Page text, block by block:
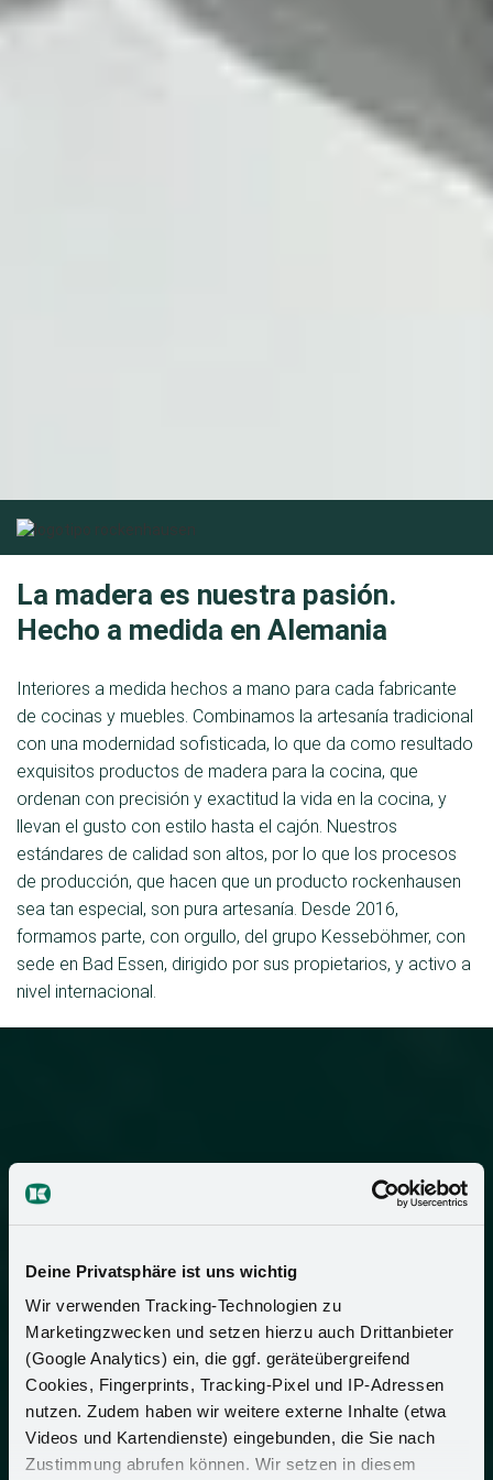
Deine Privatsphäre ist uns wichtig
Wir verwenden Tracking-Technologien zu
Marketingzwecken und setzen hierzu auch Drittanbieter
(Google Analytics) ein, die ggf. geräteübergreifend
Cookies, Fingerprints, Tracking-Pixel und IP-Adressen
nutzen. Zudem haben wir weitere externe Inhalte (etwa
Videos und Kartendienste) eingebunden, die Sie nach
Zustimmung abrufen können. Wir setzen in diesem
La madera es nuestra pasión.
Hecho a medida en Alemania
Interiores a medida hechos a mano para cada fabricante
de cocinas y muebles. Combinamos la artesanía tradicional
con una modernidad sofisticada, lo que da como resultado
exquisitos productos de madera para la cocina, que
ordenan con precisión y exactitud la vida en la cocina, y
llevan el gusto con estilo hasta el cajón. Nuestros
estándares de calidad son altos, por lo que los procesos
de producción, que hacen que un producto rockenhausen
sea tan especial, son pura artesanía. Desde 2016,
formamos parte, con orgullo, del grupo Kesseböhmer, con
sede en Bad Essen, dirigido por sus propietarios, y activo a
nivel internacional.